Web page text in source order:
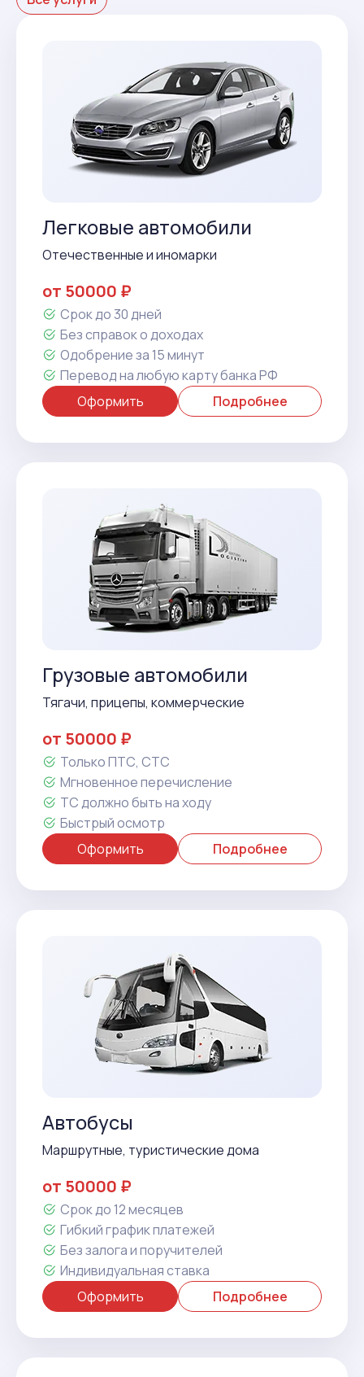
Легковые автомобили
Отечественные и иномарки
от 50000 ₽
Срок до 30 дней
Без справок о доходах
Одобрение за 15 минут
Перевод на любую карту банка РФ
Оформить
Подробнее
Грузовые автомобили
Тягачи, прицепы, коммерческие
от 50000 ₽
Только ПТС, СТС
Мгновенное перечисление
ТС должно быть на ходу
Быстрый осмотр
Оформить
Подробнее
Автобусы
Маршрутные, туристические дома
от 50000 ₽
Срок до 12 месяцев
Гибкий график платежей
Без залога и поручителей
Индивидуальная ставка
Оформить
Подробнее